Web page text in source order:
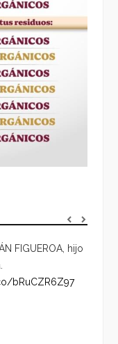
FIGUEROA, hijo
bRuCZR6Z97